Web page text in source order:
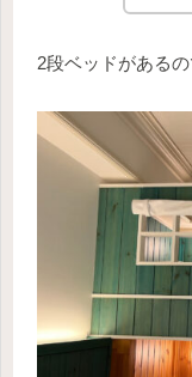
2段ベッドがある